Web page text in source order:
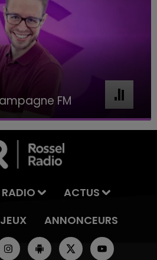
FM
RADIO
ACTUS
JEUX ANNONCEURS